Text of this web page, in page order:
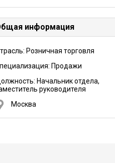
информация
Розничная торговля
Продажи
Начальник отдела,
руководителя
Москва